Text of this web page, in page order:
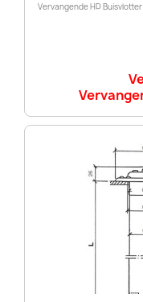
Vervangende HD